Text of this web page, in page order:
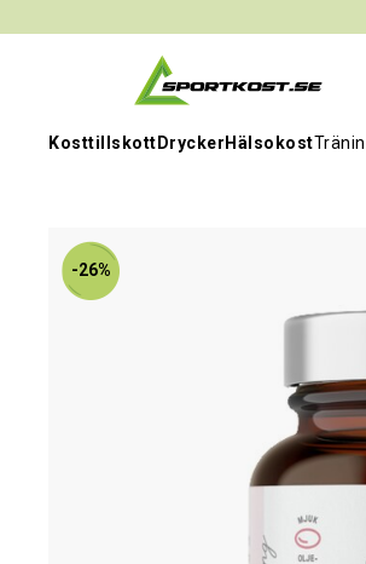
KosttillskottDryckerHälsokost
-26%